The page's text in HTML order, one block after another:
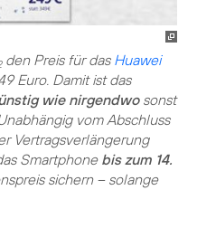
den Preis für das Huawei
Euro. Damit ist das
wie nirgendwosonst
vom Abschluss
Vertragsverlängerung
Smartphone bis zum 14.
sichern – solange